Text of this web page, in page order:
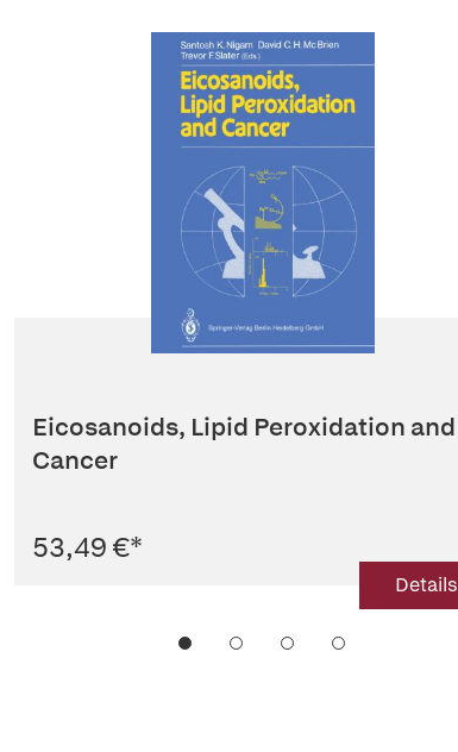
Eicosanoids, Lipid Peroxidation and
Cancer
53,49 €*
Details